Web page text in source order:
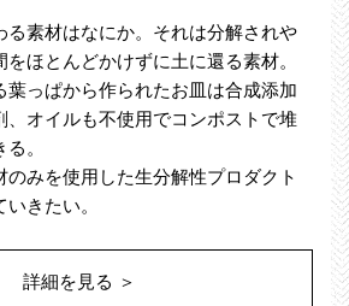
る素材はなにか。それは分解されや
ほとんどかけずに土に還る素材。
葉っぱから作られたお皿は合成添加
、オイルも不使用でコンポストで堆
。
みを使用した生分解性プロダクト
きたい。
詳細を見る ＞